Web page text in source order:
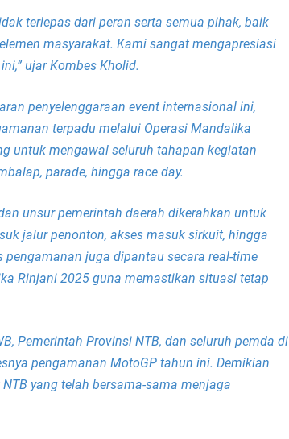
Kapolri Polda NTB Gelar Apel Siaga Kamtibmas Serentak
terlepas dari peran serta semua pihak, baik
masyarakat. Kami sangat mengapresiasi
ujar Kombes Kholid.
penyelenggaraan event internasional ini,
terpadu melalui Operasi Mandalika
untuk mengawal seluruh tahapan kegiatan
parade, hingga race day.
unsur pemerintah daerah dikerahkan untuk
jalur penonton, akses masuk sirkuit, hingga
pengamanan juga dipantau secara real-time
Rinjani 2025 guna memastikan situasi tetap
Pemerintah Provinsi NTB, dan seluruh pemda di
pengamanan MotoGP tahun ini. Demikian
yang telah bersama-sama menjaga